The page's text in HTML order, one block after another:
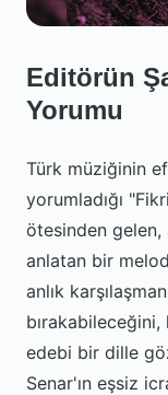
Editörün
Yorumu
Türk müziğinin
yorumladığı
ötesinden gelen,
anlatan bir
anlık
bırakabileceğini,
edebi bir dille
Senar'ın eşsiz